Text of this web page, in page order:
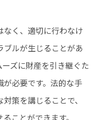
なく、適切に行わなけ
ルが生じることがあ
ズに財産を引き継ぐた
必要です。法的な手
策を講じることで、
ことができます。